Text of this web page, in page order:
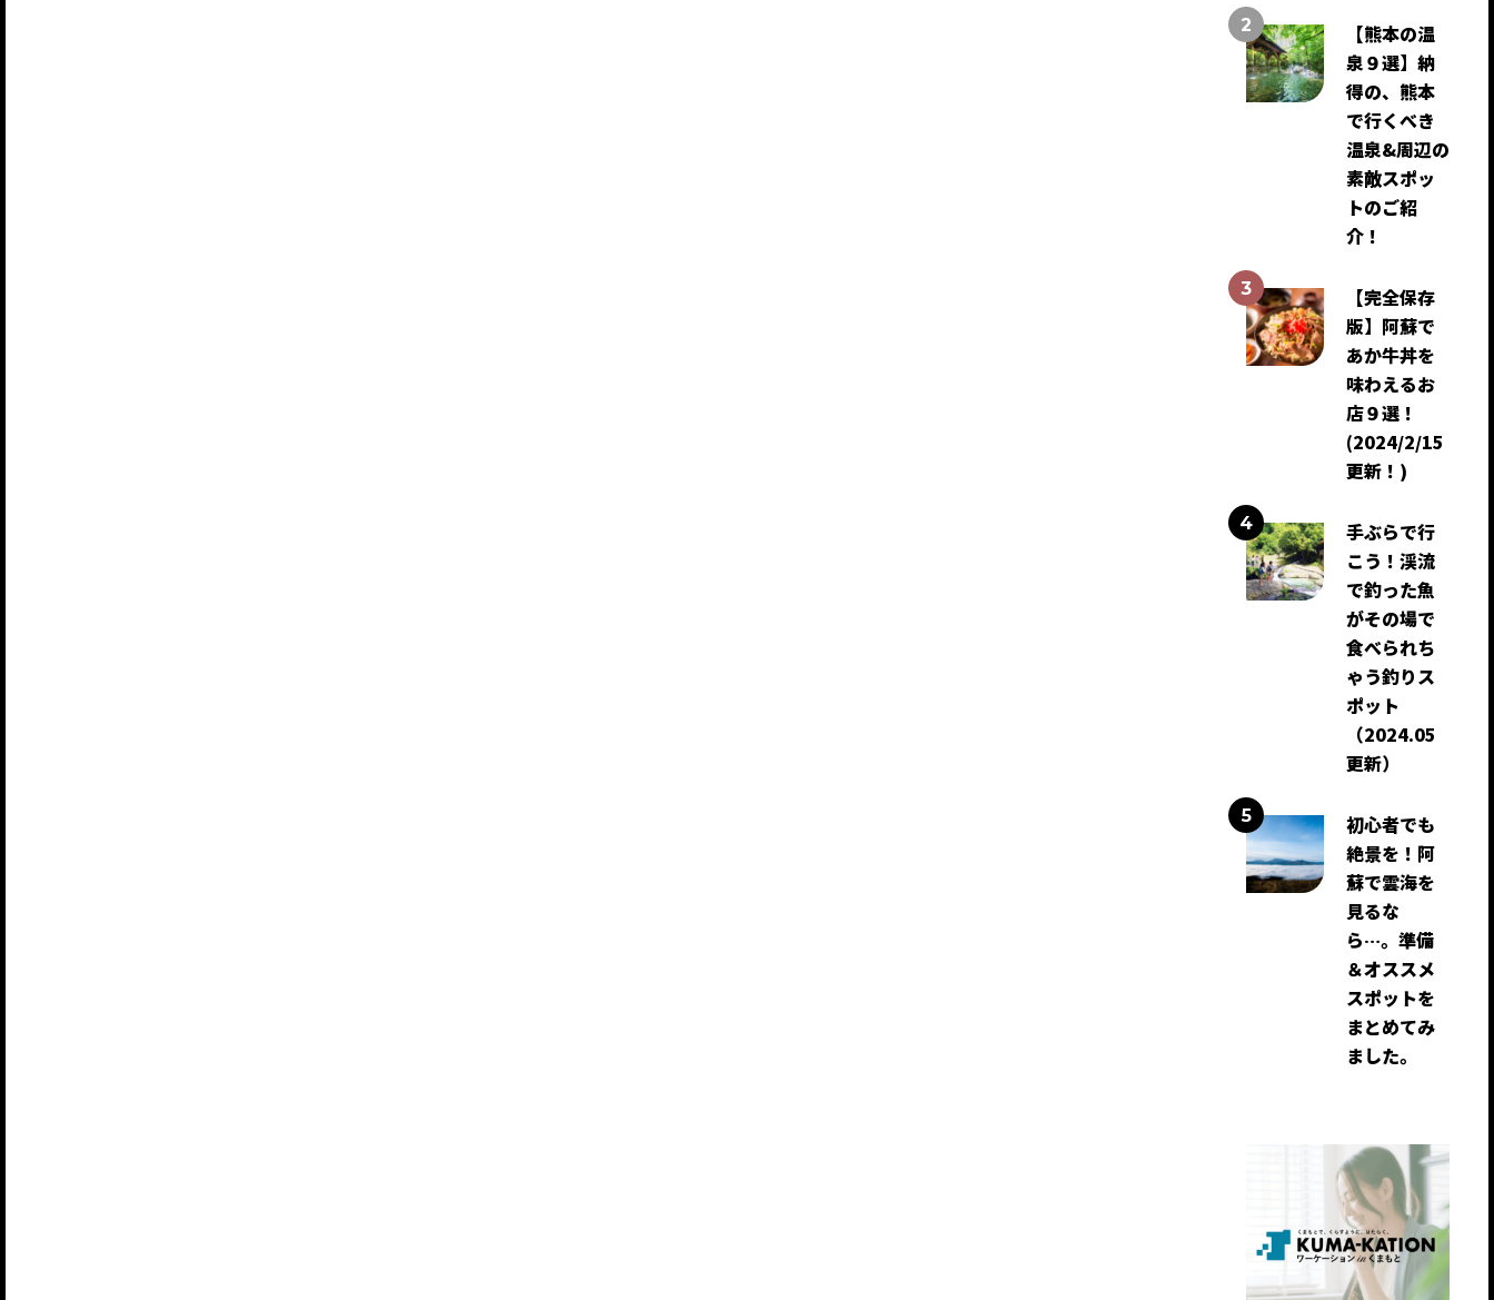
【熊本の温
泉９選】納
得の、熊本
で行くべき
温泉&周辺の
素敵スポッ
トのご紹
介！
【完全保存
版】阿蘇で
あか牛丼を
味わえるお
店９選！
(2024/2/15
更新！)
手ぶらで行
こう！渓流
で釣った魚
がその場で
食べられち
ゃう釣りス
ポット
（2024.05
更新）
初心者でも
絶景を！阿
蘇で雲海を
見るな
ら…。準備
＆オススメ
スポットを
まとめてみ
ました。